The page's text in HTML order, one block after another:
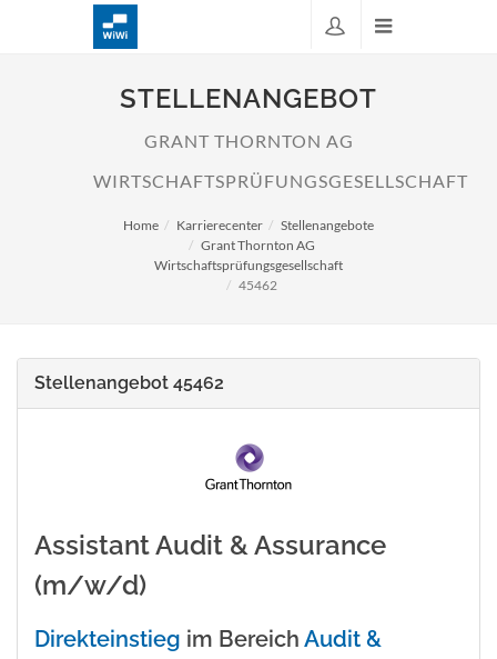
STELLENANGEBOT
GRANT THORNTON AG
WIRTSCHAFTSPRÜFUNGSGESELLSCHAFT
Home Karrierecenter
Stellenangebote
Grant Thornton AG
Wirtschaftsprüfungsgesellschaft
45462
Stellenangebot 45462
Assistant Audit & Assurance
(m/w/d)
Direkteinstieg im Bereich Audit &